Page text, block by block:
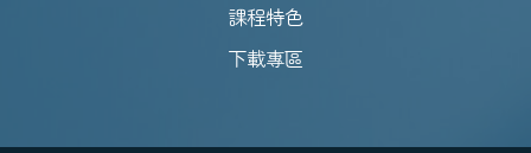
課程特色
下載專區